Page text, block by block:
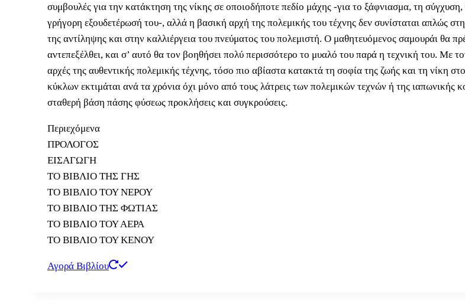
συμβουλές για την κατάκτηση της νίκης σε οποιοδήποτε πεδίο μάχης -για το ξάφνιασμα, τη
γρήγορη εξουδετέρωσή του-, αλλά η βασική αρχή της πολεμικής του τέχνης δεν συνίσταται απλώς
της αντίληψης και στην καλλιέργεια του πνεύματος του πολεμιστή. Ο μαθητευόμενος σαμουράι θα
αντεπεξέλθει, και σ’ αυτό θα τον βοηθήσει πολύ περισσότερο το μυαλό του παρά η τεχνική του. Με
αρχές της αυθεντικής πολεμικής τέχνης, τόσο πιο αβίαστα κατακτά τη σοφία της ζωής και τη νίκη
κύκλων εκτιμάται ανά τα χρόνια όχι μόνο από τους λάτρεις των πολεμικών τεχνών ή της ιαπωνικής
σταθερή βάση πάσης φύσεως προκλήσεις και συγκρούσεις.
Περιεχόμενα
ΠΡΟΛΟΓΟΣ
ΕΙΣΑΓΩΓΗ
ΤΟ ΒΙΒΛΙΟ ΤΗΣ ΓΗΣ
ΤΟ ΒΙΒΛΙΟ ΤΟΥ ΝΕΡΟΥ
ΤΟ ΒΙΒΛΙΟ ΤΗΣ ΦΩΤΙΑΣ
ΤΟ ΒΙΒΛΙΟ ΤΟΥ ΑΕΡΑ
ΤΟ ΒΙΒΛΙΟ ΤΟΥ ΚΕΝΟΥ
Αγορά Βιβλίου